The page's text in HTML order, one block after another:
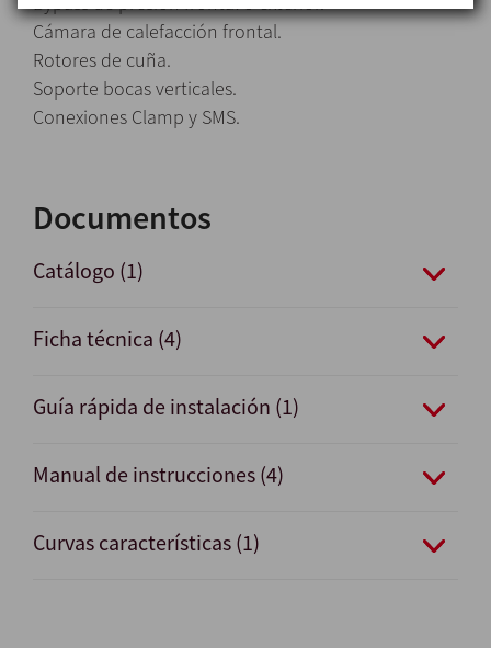
Cámara de calefacción frontal.
Rotores de cuña.
Soporte bocas verticales.
Conexiones Clamp y SMS.
Documentos
Catálogo (1)
Ficha técnica (4)
Guía rápida de instalación (1)
Manual de instrucciones (4)
Curvas características (1)